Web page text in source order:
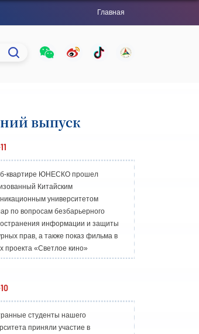
Главная
выпуск
квартире ЮНЕСКО прошел
Китайским
университетом
по вопросам безбарьерного
информации и защиты
прав, а также показ фильма в
проекта «Светлое кино»
студенты нашего
приняли участие в